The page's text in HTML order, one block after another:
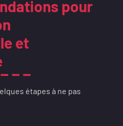
pour
et
étapes à ne pas